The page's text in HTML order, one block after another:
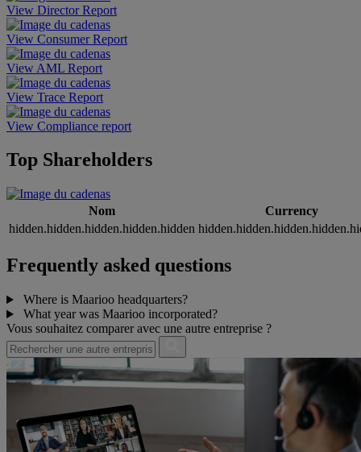
View Director Report
View Consumer Report
View AML Report
View Trace Report
View Compliance report
Top Shareholders
Nom
Currency
hidden.hidden.hidden.hidden.hidden
Frequently asked questions
Where is Maarioo headquarters?
What year was Maarioo incorporated?
Vous souhaitez comparer avec une autre entreprise ?